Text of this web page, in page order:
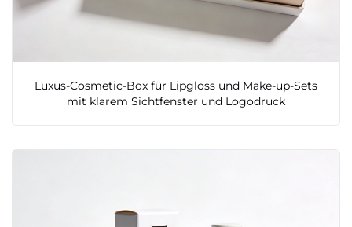
Luxus-Cosmetic-Box für Lipgloss und Make-up-Sets
mit klarem Sichtfenster und Logodruck